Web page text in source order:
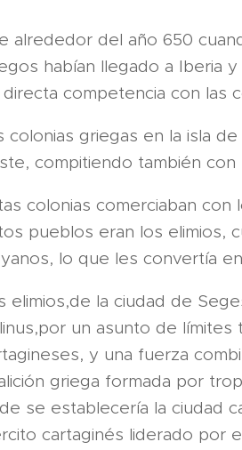
alrededor del año 650
habían llegado a Iberia
competencia con las
colonias griegas en la isla
compitiendo también con
colonias comerciaban
pueblos eran los elimios,
lo que les convertía
elimios,de la ciudad de
un asunto de límites
y una fuerza
griega formada por
se establecería la ciudad
cartaginés liderado por